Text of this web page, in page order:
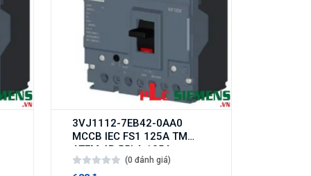
3VJ1112-7EB42-0AA0
MCCB IEC FS1 125A TM
ATFM 4P 55kA 125A
(0 đánh giá)